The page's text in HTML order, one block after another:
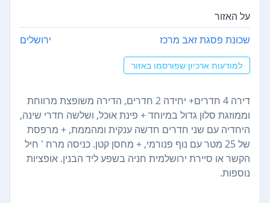
על האזור
שכונת פסגת זאב מרכז ירושלים
למודעות ארכיון שפורסמו באזור
דירה 4 חדרים+ יחידה 2 חדרים, הדירה משופצת מרווחת
וממוזגת סלון גדול במיוחד + פינת אוכל, ושלשה חדרי שינה,
היחדיה עם שני חדרים חדשה ענקית ומהממת, + מרפסת
של 25 מטר עם נוף פנורמי, + מחסן קטן. כניסה מרח ' חיל
הקשר או סיירת ירושלמית חניה בשפע ליד הבנין. אופציות
נוספות.